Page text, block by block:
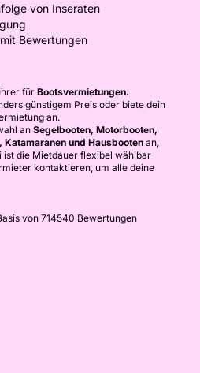
von Inseraten
Bewertungen
für Bootsvermietungen.
günstigem Preis oder biete dein
an.
an Segelbooten, Motorbooten,
und Hausbooten an,
ist die Mietdauer flexibel wählbar
kontaktieren, um alle deine
von 714540 Bewertungen